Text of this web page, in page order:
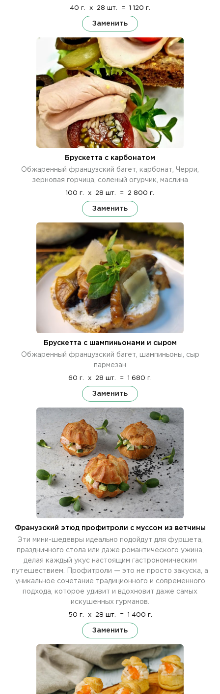
40 г. x 28 шт. = 1 120 г.
Заменить
Брускетта с карбонатом
Обжаренный французский багет, карбонат, Черри,
зерновая горчица, соленый огурчик, маслина
100 г. x 28 шт. = 2 800 г.
Заменить
Брускетта с шампиньонами и сыром
Обжаренный французский багет, шампиньоны, сыр
пармезан
60 г. x 28 шт. = 1 680 г.
Заменить
Франузский этюд профитроли с муссом из ветчины
Эти мини-шедевры идеально подойдут для фуршета,
праздничного стола или даже романтического ужина,
делая каждый укус настоящим гастрономическим
путешествием. Профитроли — это не просто закуска, а
уникальное сочетание традиционного и современного
подхода, которое удивит и вдохновит даже самых
искушенных гурманов.
50 г. x 28 шт. = 1 400 г.
Заменить